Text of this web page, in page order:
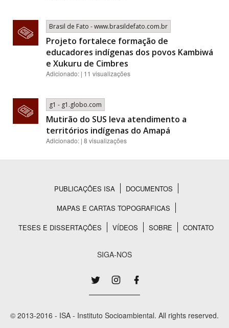
Brasil de Fato - www.brasildefato.com.br
Projeto fortalece formação de
educadores indígenas dos povos Kambiwá
e Xukuru de Cimbres
Adicionado: | 11 visualizações
g1 - g1.globo.com
Mutirão do SUS leva atendimento a
territórios indígenas do Amapá
Adicionado: | 8 visualizações
Rodapé
PUBLICAÇÕES ISA
DOCUMENTOS
MAPAS E CARTAS TOPOGRAFICAS
TESES E DISSERTAÇÕES
VÍDEOS SOBRE CONTATO
SIGA-NOS
© 2013-2016 - ISA - Instituto Socioambiental. All rights reserved.